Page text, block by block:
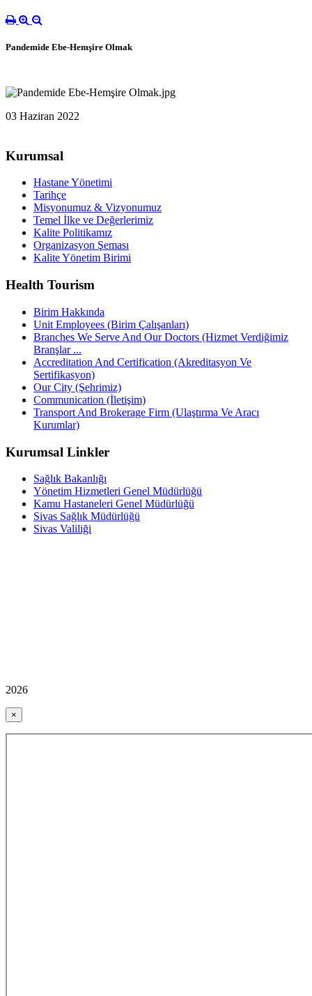
Pandemide Ebe-Hemşire Olmak
03 Haziran 2022
Kurumsal
Hastane Yönetimi
Tarihçe
Misyonumuz & Vizyonumuz
Temel İlke ve Değerlerimiz
Kalite Politikamız
Organizasyon Şeması
Kalite Yönetim Birimi
Health Tourism
Birim Hakkında
Unit Employees (Birim Çalışanları)
Branches We Serve And Our Doctors (Hizmet Verdiğimiz
Branşlar ...
Accreditation And Certification (Akreditasyon Ve
Sertifikasyon)
Our City (Şehrimiz)
Communication (İletişim)
Transport And Brokerage Firm (Ulaştırma Ve Aracı
Kurumlar)
Kurumsal Linkler
Sağlık Bakanlığı
Yönetim Hizmetleri Genel Müdürlüğü
Kamu Hastaneleri Genel Müdürlüğü
Sivas Sağlık Müdürlüğü
Sivas Valiliği
2026
×